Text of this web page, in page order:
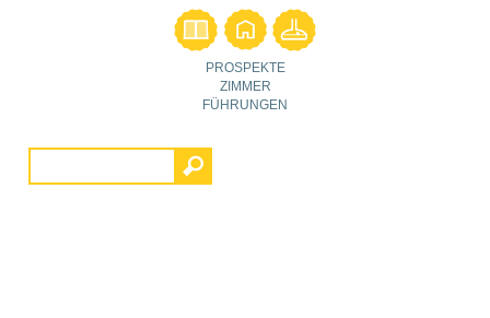
PROSPEKTE
ZIMMER
FÜHRUNGEN